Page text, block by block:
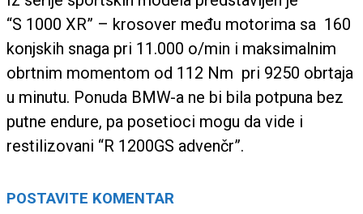
“S 1000 XR” – krosover među motorima sa 160
konjskih snaga pri 11.000 o/min i maksimalnim
obrtnim momentom od 112 Nm pri 9250 obrtaja
u minutu. Ponuda BMW-a ne bi bila potpuna bez
putne endure, pa posetioci mogu da vide i
restilizovani “R 1200GS advenčr”.
POSTAVITE KOMENTAR